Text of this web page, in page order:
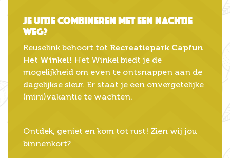
Je uitje combineren met een nachtje
weg?
Reuselink behoort tot Recreatiepark Capfun
Het Winkel! Het Winkel biedt je de
mogelijkheid om even te ontsnappen aan de
dagelijkse sleur. Er staat je een onvergetelijke
(mini)vakantie te wachten.
Ontdek, geniet en kom tot rust! Zien wij jou
binnenkort?